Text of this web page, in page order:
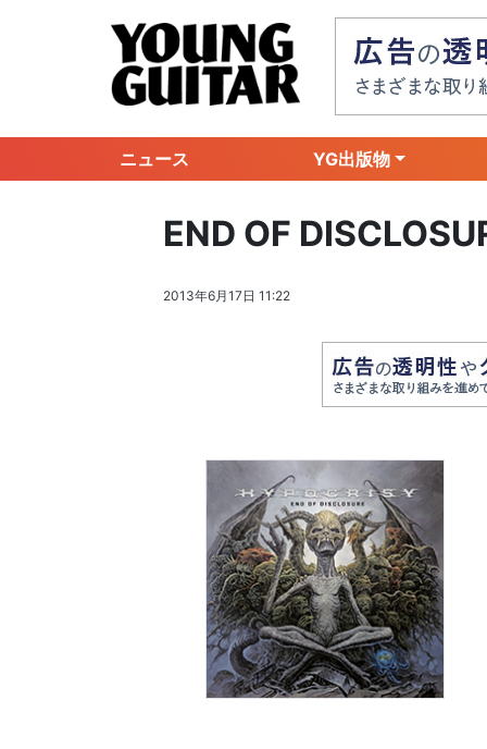
ニュース YG出版物
END OF
2013年6月17日 11:22